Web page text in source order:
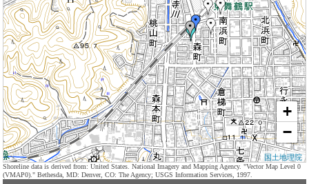
+
−
国土地理院
Shoreline data is derived from: United States. National Imagery and Mapping Agency. "Vector Map Level 0
(VMAP0)." Bethesda, MD: Denver, CO: The Agency; USGS Information Services, 1997.